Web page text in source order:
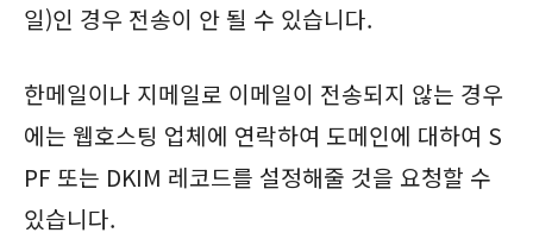
일)인 경우 전송이 안 될 수 있습니다.
한메일이나 지메일로 이메일이 전송되지 않는 경우
에는 웹호스팅 업체에 연락하여 도메인에 대하여 S
PF 또는 DKIM 레코드를 설정해줄 것을 요청할 수
있습니다.